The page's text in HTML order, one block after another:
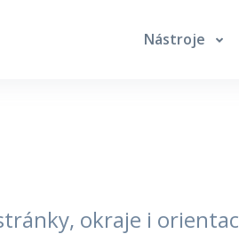
Nástroje
okraje i